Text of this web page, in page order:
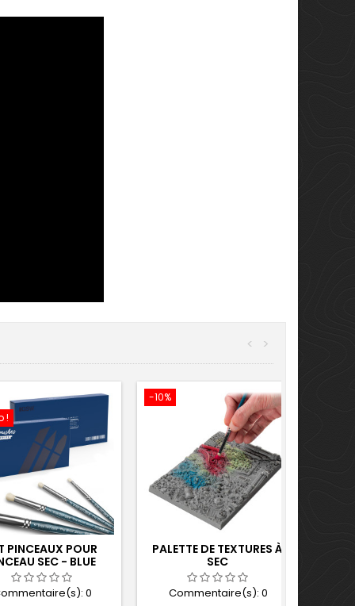
>
<
!
PINCEAUX POUR
SEC - BLUE
SERIES
0
-10%
PALETTE DE TEXTURES À
SEC
Commentaire(s): 0